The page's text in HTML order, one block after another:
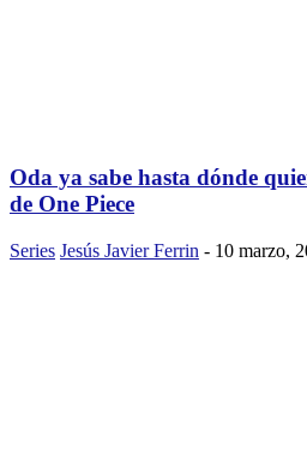
Oda ya sabe hasta dónde
de One Piece
Series Jesús Javier Ferrin - 10 marzo,